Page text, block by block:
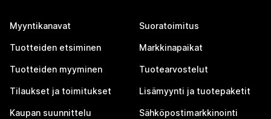
Myyntikanavat
Tuotteiden etsiminen
Tuotteiden myyminen
Tilaukset ja toimitukset
Kaupan suunnittelu
Suoratoimitus
Markkinapaikat
Tuotearvostelut
Lisämyynti ja tuotepaketit
Sähköpostimarkkinointi